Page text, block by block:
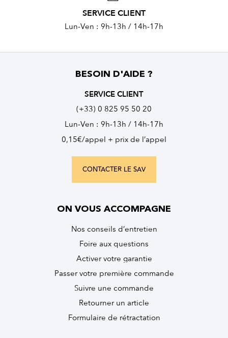
SERVICE CLIENT
Lun-Ven : 9h-13h / 14h-17h
BESOIN D'AIDE ?
SERVICE CLIENT
(+33) 0 825 95 50 20
Lun-Ven : 9h-13h / 14h-17h
0,15€/appel + prix de l’appel
CONTACTER LE SAV
ON VOUS ACCOMPAGNE
Nos conseils d’entretien
Foire aux questions
Activer votre garantie
Passer votre première commande
Suivre une commande
Retourner un article
Formulaire de rétractation